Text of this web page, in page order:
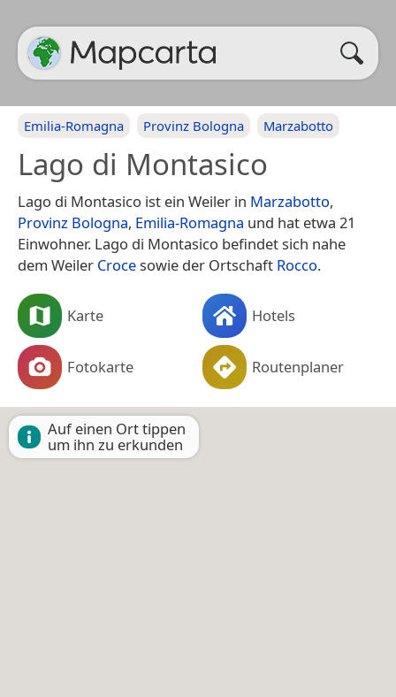
Emilia-Romagna Provinz Bologna Marzabotto
Lago di Montasico
Lago di Montasico ist ein Weiler in Marzabotto,
Provinz Bologna, Emilia-Romagna und hat etwa 21
Einwohner. Lago di Montasico befindet sich nahe
dem Weiler Crocesowie der Ortschaft Rocco.
Karte Hotels
Fotokarte Routenplaner
Auf einen Ort tippen
um ihn zu erkunden